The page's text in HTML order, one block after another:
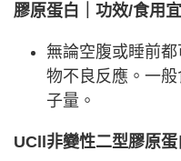
膠原蛋白｜功效/食用
無論空腹或睡前
物不良反應。一
子量。
UCll非變性二型膠原